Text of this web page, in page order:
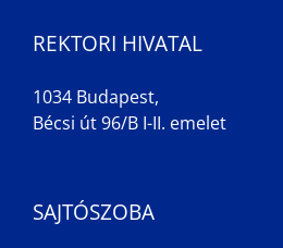
REKTORI HIVATAL
1034 Budapest,
Bécsi út 96/B I-II. emelet
SAJTÓSZOBA